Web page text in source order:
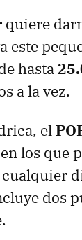
quiere
hasta
a la vez.
el
los que
dos